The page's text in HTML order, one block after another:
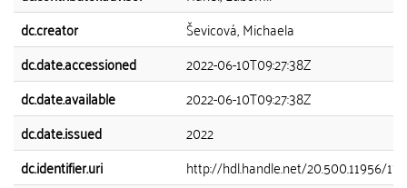
dc.creator
Ševicová, Michaela
dc.date.accessioned
2022-06-10T09:27:38Z
dc.date.available
2022-06-10T09:27:38Z
dc.date.issued
2022
dc.identifier.uri
http://hdl.handle.net/20.500.11956/